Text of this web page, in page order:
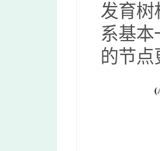
发育树
系基本
的节点